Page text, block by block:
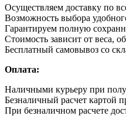
Осуществляем доставку по
Возможность выбора
Гарантируем полную
Стоимость зависит от веса,
Бесплатный самовывоз со
Оплата:
Наличными курьеру при
Безналичный расчет картой
При безналичном расчете